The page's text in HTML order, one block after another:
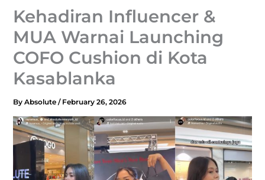
Kehadiran Influencer &
MUA Warnai Launching
COFO Cushion di Kota
Kasablanka
ByAbsolute/ February 26, 2026